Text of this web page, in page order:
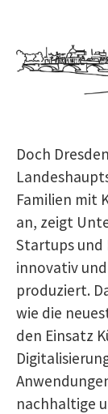
Doch
Familien mit
an, zeigt
Startups und
innovativ
produziert.
wie die
den Einsatz
nachhaltige